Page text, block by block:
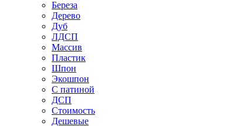
Береза
Дерево
Дуб
ЛДСП
Массив
Пластик
Шпон
Экошпон
С патиной
ДСП
Стоимость
Дешевые